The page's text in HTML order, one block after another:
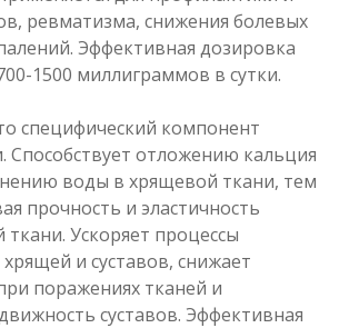
ревматизма, снижения болевых
Эффективная дозировка
1500 миллиграммов в сутки.
специфический компонент
Способствует отложению кальция
воды в хрящевой ткани, тем
прочность и эластичность
Ускоряет процессы
и суставов, снижает
поражениях тканей и
суставов. Эффективная